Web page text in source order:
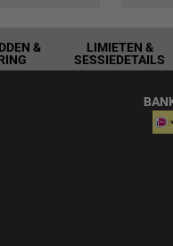
&
LIMIETEN &
SESSIEDETAILS